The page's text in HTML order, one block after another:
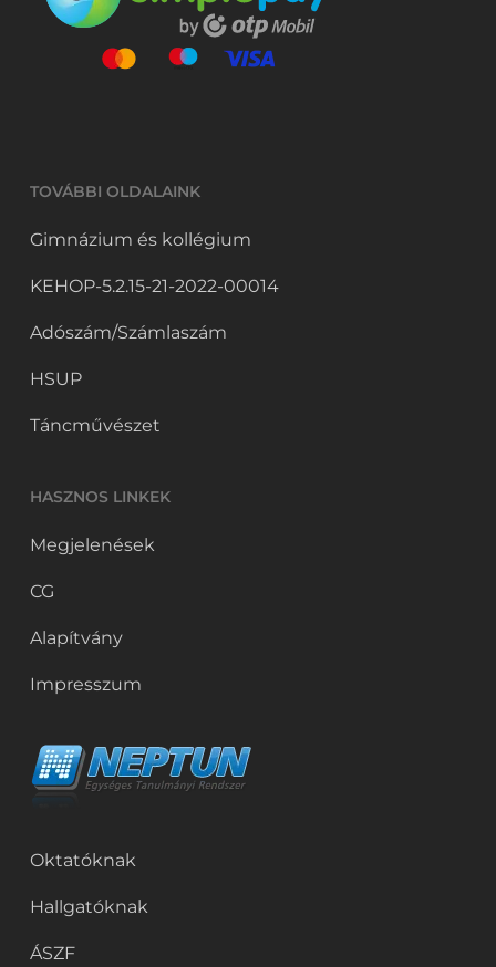
TOVÁBBI OLDALAINK
Gimnázium és kollégium
KEHOP-5.2.15-21-2022-00014
Adószám/Számlaszám
HSUP
Táncművészet
HASZNOS LINKEK
Megjelenések
CG
Alapítvány
Impresszum
Oktatóknak
Hallgatóknak
ÁSZF